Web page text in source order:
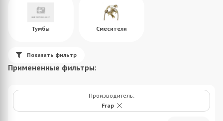
Тумбы Смесители
Показать фильтр
Примененные фильтры:
Производитель:
Frap